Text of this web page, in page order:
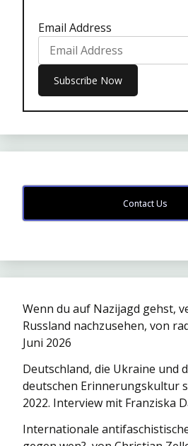
Email Address
Contact Us
Wenn du auf Nazijagd gehst,
Russland nachzusehen, von
Juni 2026
Deutschland, die Ukraine und
deutschen Erinnerungskultur
2022. Interview mit Franziska
Internationale